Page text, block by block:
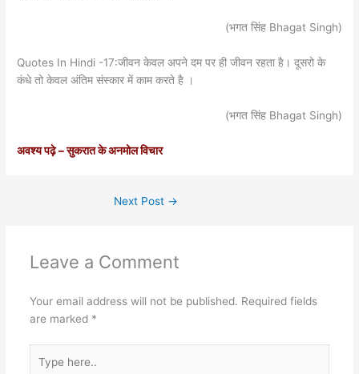
(भगत सिंह Bhagat Singh)
Quotes In Hindi -17:जीवन केवल अपने दम पर ही जीवन रहता है। दूसरो के
कंधे तो केवल अंतिम संस्कार में काम करते है ।
(भगत सिंह Bhagat Singh)
अवश्य पढ़े –सुकरात के अनमोल विचार
Next Post →
Leave a Comment
Your email address will not be published. Required fields
are marked *
here..